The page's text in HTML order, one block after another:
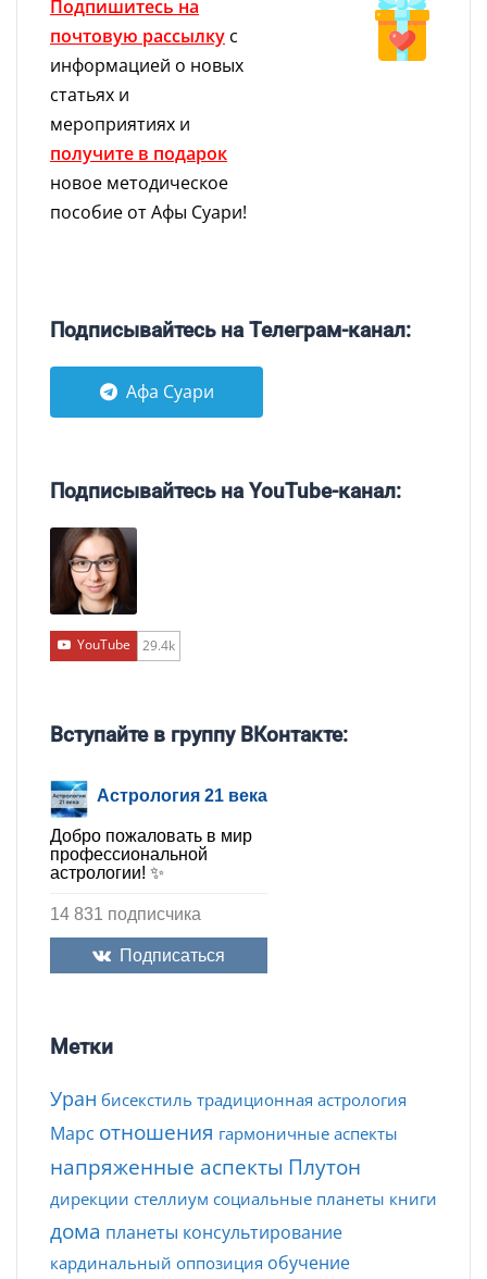
Подпишитесь на
почтовую рассылку с
информацией о новых
статьях и
мероприятиях и
получите в подарок
новое методическое
пособие от Афы Суари!
Подписывайтесь на Телеграм-канал:
Афа Суари
Подписывайтесь на YouTube-канал:
YouTube 29.4k
Вступайте в группу ВКонтакте:
Астрология 21 века
Добро пожаловать в мир
профессиональной
астрологии! ✨
14 831 подписчика
Подписаться
Метки
Уран бисекстиль традиционная астрология
Марс отношения гармоничные аспекты
напряженные аспекты Плутон
дирекции стеллиум социальные планеты книги
дома планеты консультирование
кардинальный оппозиция обучение